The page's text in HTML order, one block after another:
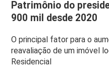
Patrimônio do
900 mil desde 2020
O principal fator para o
reavaliação de um imóvel
Residencial